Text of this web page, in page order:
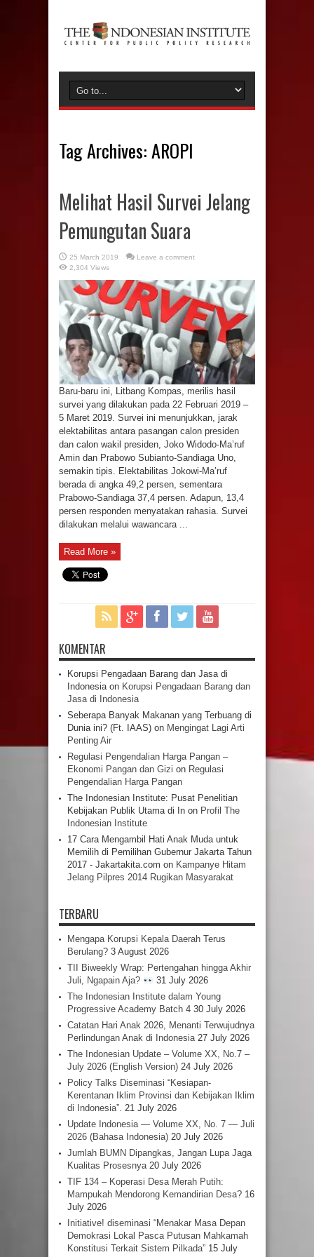
Tag Archives:AROPI
Melihat Hasil Survei Jelang
Pemungutan Suara
25 March 2019
Leave a comment
2,304 Views
Baru-baru ini, Litbang Kompas, merilis hasil
survei yang dilakukan pada 22 Februari 2019 –
5 Maret 2019. Survei ini menunjukkan, jarak
elektabilitas antara pasangan calon presiden
dan calon wakil presiden, Joko Widodo-Ma’ruf
Amin dan Prabowo Subianto-Sandiaga Uno,
semakin tipis. Elektabilitas Jokowi-Ma’ruf
berada di angka 49,2 persen, sementara
Prabowo-Sandiaga 37,4 persen. Adapun, 13,4
persen responden menyatakan rahasia. Survei
dilakukan melalui wawancara ...
Read More »
KOMENTAR
Korupsi Pengadaan Barang dan Jasa di
Indonesiaon Korupsi Pengadaan Barang dan
Jasa di Indonesia
Seberapa Banyak Makanan yang Terbuang di
Dunia ini? (Ft. IAAS) on Mengingat Lagi Arti
Penting Air
Regulasi Pengendalian Harga Pangan –
Ekonomi Pangan dan Gizi on Regulasi
Pengendalian Harga Pangan
The Indonesian Institute: Pusat Penelitian
Kebijakan Publik Utama di In on Profil The
Indonesian Institute
17 Cara Mengambil Hati Anak Muda untuk
Memilih di Pemilihan Gubernur Jakarta Tahun
2017 - Jakartakita.com on Kampanye Hitam
Jelang Pilpres 2014 Rugikan Masyarakat
TERBARU
Mengapa Korupsi Kepala Daerah Terus
Berulang? 3 August 2026
TII Biweekly Wrap: Pertengahan hingga Akhir
Juli, Ngapain Aja?
31 July 2026
The Indonesian Institute dalam Young
Progressive Academy Batch 4 30 July 2026
Catatan Hari Anak 2026, Menanti Terwujudnya
Perlindungan Anak di Indonesia 27 July 2026
The Indonesian Update – Volume XX, No.7 –
July 2026 (English Version) 24 July 2026
Policy Talks Diseminasi “Kesiapan-
Kerentanan Iklim Provinsi dan Kebijakan Iklim
di Indonesia”. 21 July 2026
Update Indonesia — Volume XX, No. 7 — Juli
2026 (Bahasa Indonesia) 20 July 2026
Jumlah BUMN Dipangkas, Jangan Lupa Jaga
Kualitas Prosesnya 20 July 2026
TIF 134 – Koperasi Desa Merah Putih:
Mampukah Mendorong Kemandirian Desa? 16
July 2026
Initiative! diseminasi “Menakar Masa Depan
Demokrasi Lokal Pasca Putusan Mahkamah
Konstitusi Terkait Sistem Pilkada” 15 July